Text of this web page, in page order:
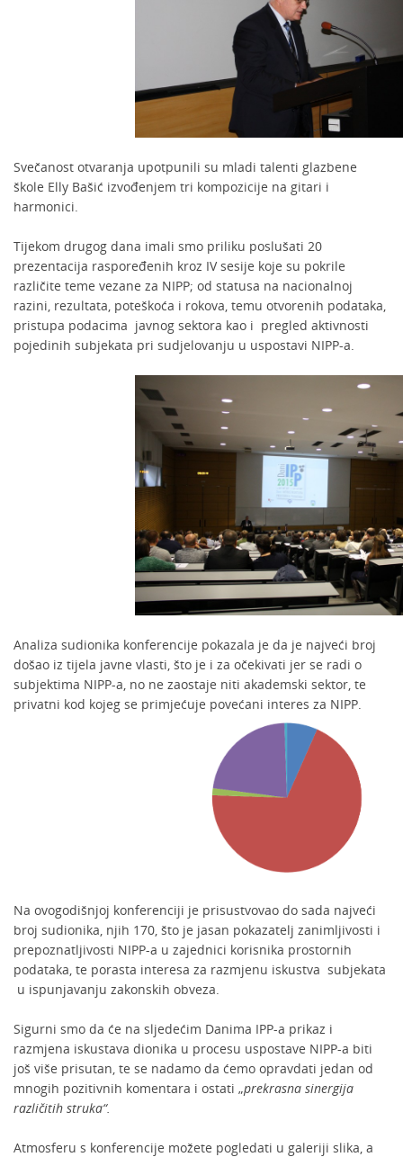
Svečanost otvaranja upotpunili su mladi talenti glazbene
škole Elly Bašić izvođenjem tri kompozicije na gitari i
harmonici.
Tijekom drugog dana imali smo priliku poslušati 20
prezentacija raspoređenih kroz IV sesije koje su pokrile
različite teme vezane za NIPP; od statusa na nacionalnoj
razini, rezultata, poteškoća i rokova, temu otvorenih podataka,
pristupa podacima javnog sektora kao i pregled aktivnosti
pojedinih subjekata pri sudjelovanju u uspostavi NIPP-a.
Analiza sudionika konferencije pokazala je da je najveći broj
došao iz tijela javne vlasti, što je i za očekivati jer se radi o
subjektima NIPP-a, no ne zaostaje niti akademski sektor, te
privatni kod kojeg se primjećuje povećani interes za NIPP.
Na ovogodišnjoj konferenciji je prisustvovao do sada najveći
broj sudionika, njih 170, što je jasan pokazatelj zanimljivosti i
prepoznatljivosti NIPP-a u zajednici korisnika prostornih
podataka, te porasta interesa za razmjenu iskustva subjekata
u ispunjavanju zakonskih obveza.
Sigurni smo da će na sljedećim Danima IPP-a prikaz i
razmjena iskustava dionika u procesu uspostave NIPP-a biti
još više prisutan, te se nadamo da ćemo opravdati jedan od
mnogih pozitivnih komentara i ostati „prekrasna sinergija
različitih struka“.
Atmosferu s konferencije možete pogledati u galeriji slika, a